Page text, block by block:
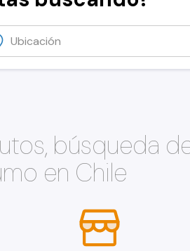
búsqueda
en Chile